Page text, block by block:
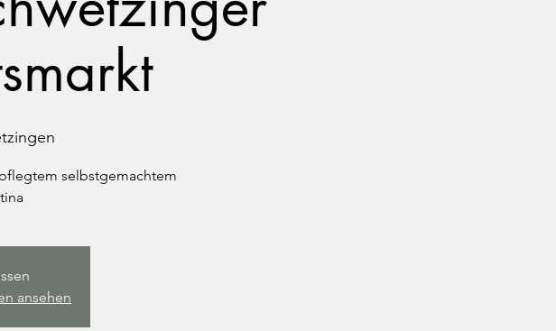
selbstgemachtem
ansehen